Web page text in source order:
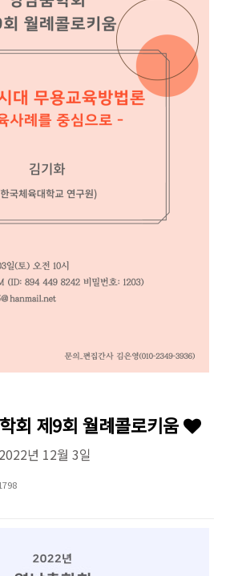
회 제9회 월례콜로키움
년 12월 3일